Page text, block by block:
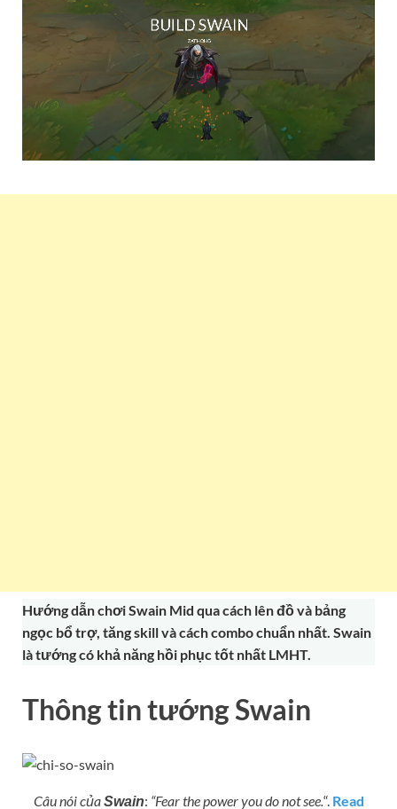
Hướng dẫn chơi Swain Mid qua cách lên đồ và bảng
ngọc bổ trợ, tăng skill và cách combo chuẩn nhất. Swain
là tướng có khả năng hồi phục tốt nhất LMHT.
Thông tin tướngSwain
Câu nói củaSwain: “Fear the power you do not see.“. Read